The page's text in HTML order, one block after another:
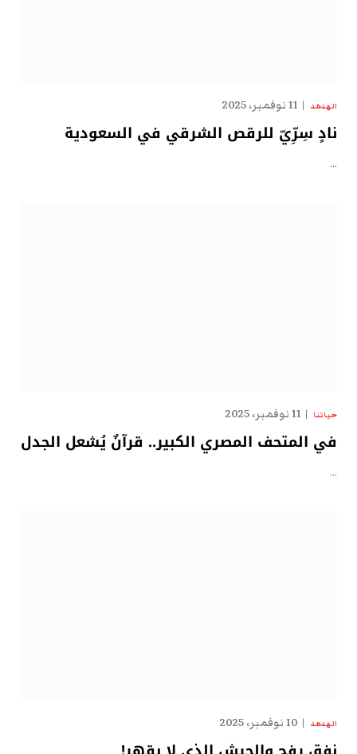
الهدهد 11 نوفمبر، 2025
نادٍ سِرِّيّ للرقص الشرقي في السعودية
…
حياتنا 11 نوفمبر، 2025
في المتحف المصري الكبير.. قرآنٌ يُشعل الجدل
…
الهدهد 10 نوفمبر، 2025